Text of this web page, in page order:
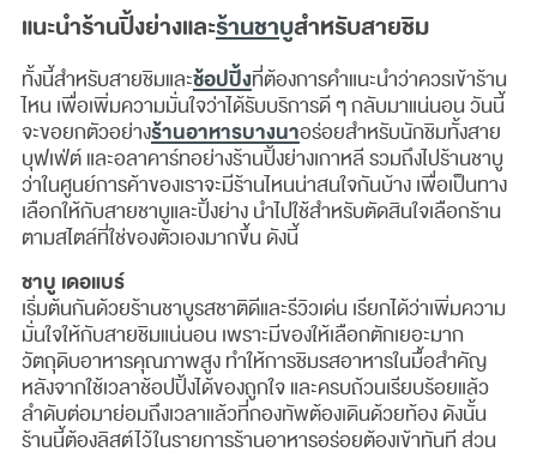
แนะนำร้านปิ้งย่างและร้านชาบูสำหรับสายชิม
ทั้งนี้สำหรับสายชิมและช้อปปิ้งที่ต้องการคำแนะนำว่าควรเข้าร้าน
ไหน เพื่อเพิ่มความมั่นใจว่าได้รับบริการดี ๆ กลับมาแน่นอน วันนี้
จะขอยกตัวอย่างร้านอาหารบางนาอร่อยสำหรับนักชิมทั้งสาย
บุฟเฟ่ต์ และอลาคาร์ทอย่างร้านปิ้งย่างเกาหลี รวมถึงไปร้านชาบู
ว่าในศูนย์การค้าของเราจะมีร้านไหนน่าสนใจกันบ้าง เพื่อเป็นทาง
เลือกให้กับสายชาบูและปิ้งย่าง นำไปใช้สำหรับตัดสินใจเลือกร้าน
ตามสไตล์ที่ใช่ของตัวเองมากขึ้น ดังนี้
ชาบู เดอแบร์
เริ่มต้นกันด้วยร้านชาบูรสชาติดีและรีวิวเด่น เรียกได้ว่าเพิ่มความ
มั่นใจให้กับสายชิมแน่นอน เพราะมีของให้เลือกตักเยอะมาก
วัตถุดิบอาหารคุณภาพสูง ทำให้การชิมรสอาหารในมื้อสำคัญ
หลังจากใช้เวลาช้อปปิ้งได้ของถูกใจ และครบถ้วนเรียบร้อยแล้ว
ลำดับต่อมาย่อมถึงเวลาแล้วที่กองทัพต้องเดินด้วยท้อง ดังนั้น
ร้านนี้ต้องลิสต์ไว้ในรายการร้านอาหารอร่อยต้องเข้าทันที ส่วน